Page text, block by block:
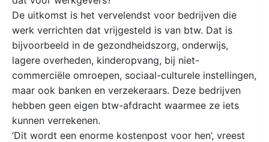
De uitkomst is het vervelendst voor bedrijven die
werk verrichten dat vrijgesteld is van btw. Dat is
bijvoorbeeld in de gezondheidszorg, onderwijs,
lagere overheden, kinderopvang, bij niet-
commerciële omroepen, sociaal-culturele instellingen,
maar ook banken en verzekeraars. Deze bedrijven
hebben geen eigen btw-afdracht waarmee ze iets
kunnen verrekenen.
‘Dit wordt een enorme kostenpost voor hen’, vreest